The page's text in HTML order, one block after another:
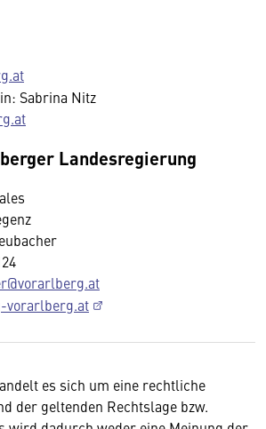
Sabrina Nitz
Landesregierung
vorarlberg.at
es sich um eine rechtliche
der geltenden Rechtslage bzw.